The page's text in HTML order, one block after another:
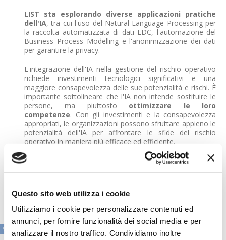
Questo sito web utilizza i cookie
Utilizziamo i cookie per personalizzare contenuti ed
annunci, per fornire funzionalità dei social media e per
analizzare il nostro traffico. Condividiamo inoltre
LIST sta esplorando diverse applicazioni pratiche
dell'IA, tra cui l'uso del Natural Language Processing per
la raccolta automatizzata di dati LDC, l'automazione del
Business Process Modelling e l'anonimizzazione dei dati
per garantire la privacy.
L'integrazione dell'IA nella gestione del rischio operativo
richiede investimenti tecnologici significativi e una
maggiore consapevolezza delle sue potenzialità e rischi. È
importante sottolineare che l'IA non intende sostituire le
persone, ma piuttosto ottimizzare le loro
competenze. Con gli investimenti e la consapevolezza
appropriati, le organizzazioni possono sfruttare appieno le
potenzialità dell'IA per affrontare le sfide del rischio
operativo in maniera più efficace ed efficiente.
Solutions di LIST Group
VAI ALLA SEZIONE IN PRIMO PIANO